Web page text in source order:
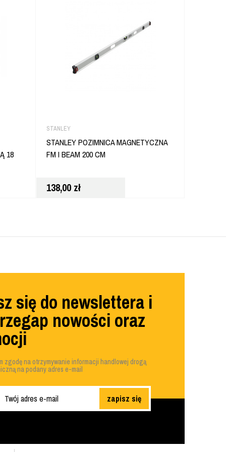
18
STANLEY
STANLEY POZIMNICA MAGNETYCZNA
FM I BEAM 200 CM
138,00 zł
się do newslettera i
nowości oraz
zgodę na otrzymywanie informacji handlowej drogą
na podany adres e-mail
zapisz się